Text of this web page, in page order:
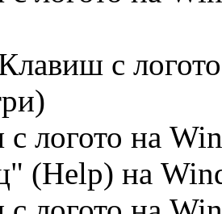
с
логото на
(Help) на